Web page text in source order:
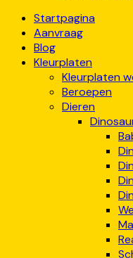
Startpagina
Aanvraag
Blog
Kleurplaten
Kleurplaten
Beroepen
Dieren